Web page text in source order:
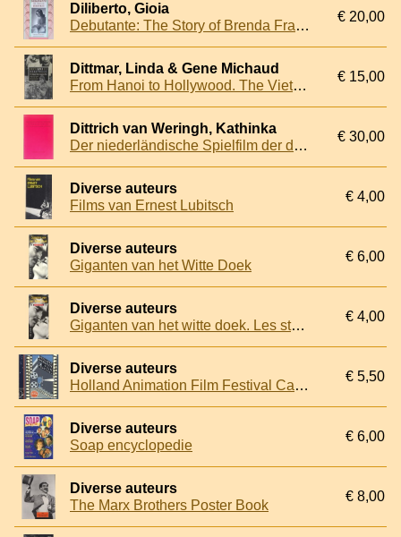
Diliberto, Gioia
Debutante: The Story of Brenda Frazier
€ 20,00
Dittmar, Linda & Gene Michaud
From Hanoi to Hollywood. The Vietnam War in American Film
€ 15,00
Dittrich van Weringh, Kathinka
Der niederländische Spielfilm der dreißiger Jahre und die deutsche Filmemigrations
€ 30,00
Diverse auteurs
Films van Ernest Lubitsch
€ 4,00
Diverse auteurs
Giganten van het Witte Doek
€ 6,00
Diverse auteurs
Giganten van het witte doek. Les stars du paradis.
€ 4,00
Diverse auteurs
Holland Animation Film Festival Catalogus november 1996
€ 5,50
Diverse auteurs
Soap encyclopedie
€ 6,00
Diverse auteurs
The Marx Brothers Poster Book
€ 8,00